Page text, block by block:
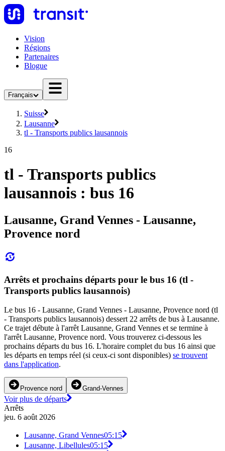
Vision
Régions
Partenaires
Blogue
Français
Suisse
Lausanne
tl - Transports publics lausannois
16
tl - Transports publics
lausannois : bus 16
Lausanne, Grand Vennes - Lausanne,
Provence nord
Arrêts et prochains départs pour le bus 16 (tl -
Transports publics lausannois)
Le bus 16 - Lausanne, Grand Vennes - Lausanne, Provence nord (tl
- Transports publics lausannois) dessert 22 arrêts de bus à Lausanne.
Ce trajet débute à l'arrêt Lausanne, Grand Vennes et se termine à
l'arrêt Lausanne, Provence nord. Vous trouverez ci-dessous les
prochains départs du bus 16. L'horaire complet du bus 16 ainsi que
les départs en temps réel (si ceux-ci sont disponibles) se trouvent
dans l'application.
Provence nord Grand-Vennes
Voir plus de départs
Arrêts
jeu. 6 août 2026
Lausanne, Grand Vennes05:15
Lausanne, Libellules05:15